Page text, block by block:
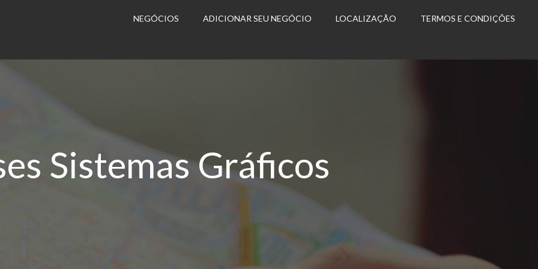
NEGÓCIOS ADICIONAR SEU NEGÓCIO LOCALIZAÇÃO TERMOS E CONDIÇÕES
Sistemas Gráficos